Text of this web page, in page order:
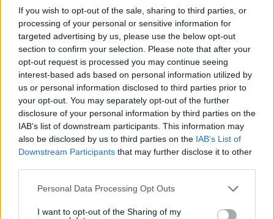
If you wish to opt-out of the sale, sharing to third parties, or
processing of your personal or sensitive information for
targeted advertising by us, please use the below opt-out
section to confirm your selection. Please note that after your
opt-out request is processed you may continue seeing
interest-based ads based on personal information utilized by
us or personal information disclosed to third parties prior to
your opt-out. You may separately opt-out of the further
disclosure of your personal information by third parties on the
IAB’s list of downstream participants. This information may
also be disclosed by us to third parties on the IAB’s List of
Downstream Participants that may further disclose it to other
Please note that this website/app uses one or more Google
not limited to your visit or usage behaviour. You may click to
Personal Data Processing Opt Outs
I want to opt-out of the Sharing of my
σημαιες του ισραηλ η δεν θυμαμαι καλα.
ΑΠΑΝΤΗΣΗ
Εν'τω μεταξύ
24.07.2025, 21:19
Ούτε στο Ισραήλ δεν απαγορευεται η Παλαιστινιακή
σημαία. Όποιος δεν το πιστεύει ας το γουγλάρει...
ΑΠΑΝΤΗΣΗ
♱ Green Nationalist ♱
σημαία της Κροατίας
ΑΠΑΝΤΗΣΗ